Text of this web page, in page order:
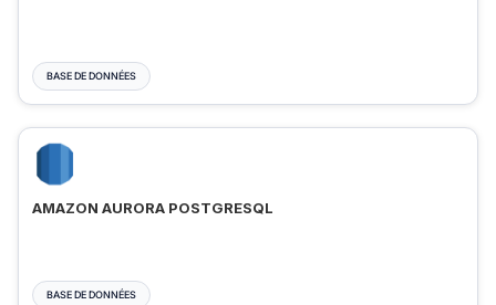
BASE DE DONNÉES
AMAZON AURORA POSTGRESQL
BASE DE DONNÉES